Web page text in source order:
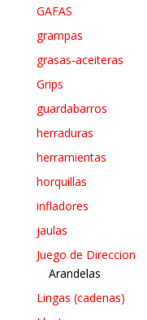
GAFAS
grampas
grasas-aceiteras
Grips
guardabarros
herraduras
herramientas
horquillas
infladores
jaulas
Juego de Direccion
Arandelas
Lingas (cadenas)